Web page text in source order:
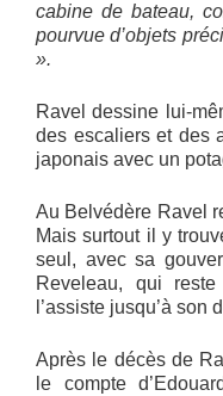
cabine de bateau,
pourvue d’objets
».
Ravel dessine lui-
des escaliers et des
japonais avec un
Au Belvédère Ravel
Mais surtout il y
seul, avec sa
Reveleau, qui
l’assiste jusqu’à son
Après le décès de
le compte